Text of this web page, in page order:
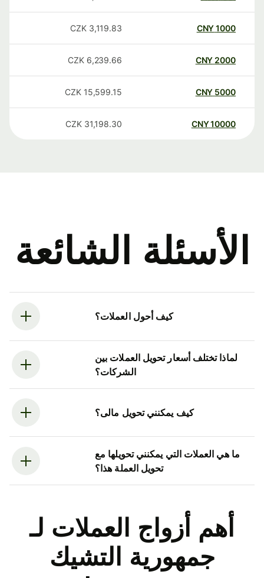
1000
CNY
3,119.83
CZK
2000
CNY
6,239.66
CZK
5000
CNY
15,599.15
CZK
10000
CNY
31,198.30
CZK
الأسئلة الشائعة
كيف أحول العملات؟
لماذا تختلف أسعار تحويل العملات بين
الشركات؟
كيف يمكنني تحويل مالى؟
ما هي العملات التي يمكنني تحويلها مع
تحويل العملة هذا؟
أهم أزواج العملات لـ
جمهورية التشيك